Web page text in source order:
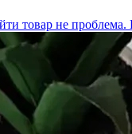
товар не проблема.